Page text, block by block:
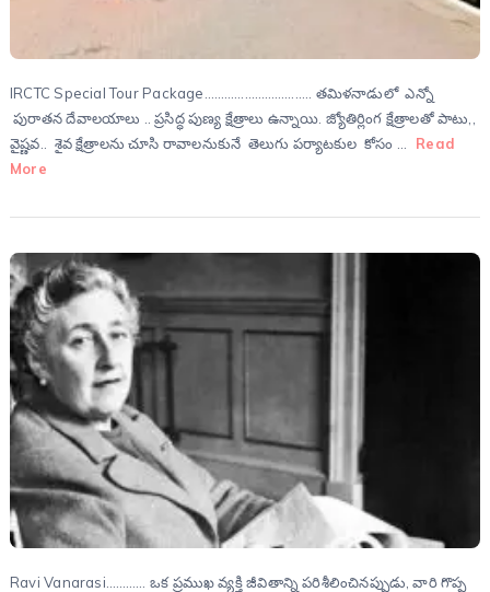
IRCTC Special Tour Package………………………….. తమిళనాడులో ఎన్నో
పురాతన దేవాలయాలు .. ప్రసిద్ధ పుణ్య క్షేత్రాలు ఉన్నాయి. జ్యోతిర్లింగ క్షేత్రాలతో పాటు,,
వైష్ణవ.. శైవ క్షేత్రాలను చూసి రావాలనుకునే తెలుగు పర్యాటకుల కోసం …
Read
More
Ravi Vanarasi………… ఒక ప్రముఖ వ్యక్తి జీవితాన్ని పరిశీలించినప్పుడు, వారి గొప్ప